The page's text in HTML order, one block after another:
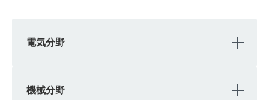
電気分野
機械分野